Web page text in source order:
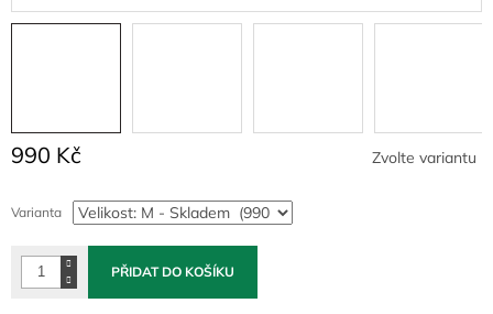
990 Kč
cena:
Zvolte variantu
Varianta
PŘIDAT DO KOŠÍKU